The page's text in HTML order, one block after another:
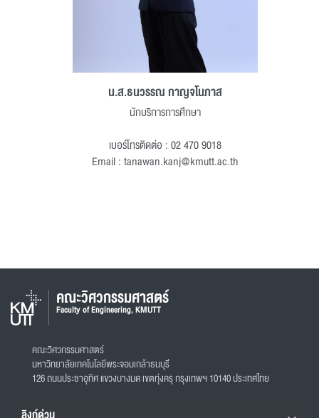
น.ส.ธนวรรณ กาญจโนภาส
นักบริการการศึกษา
เบอร์โทรติดต่อ : 02 470 9018
Email : tanawan.kanj@kmutt.ac.th
คณะวิศวกรรมศาสตร์
Faculty of Engineering, KMUTT
คณะวิศวกรรมศาสตร์
มหาวิทยาลัยเทคโนโลยีพระจอมเกล้าธนบุรี
126 ถนนประชาอุทิศ แขวงบางมด เขตทุ่งครุ กรุงเทพฯ 10140 ประเทศไทย